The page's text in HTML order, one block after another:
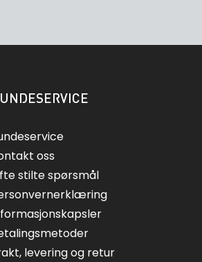
oss
stilte spørsmål
levering og retur